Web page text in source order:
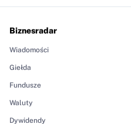
Biznesradar
Wiadomości
Giełda
Fundusze
Waluty
Dywidendy